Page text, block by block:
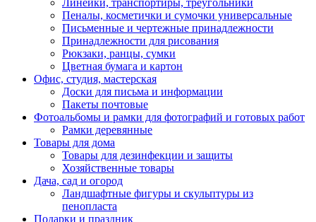
Линейки, транспортиры, треугольники
Пеналы, косметички и сумочки универсальные
Письменные и чертежные принадлежности
Принадлежности для рисования
Рюкзаки, ранцы, сумки
Цветная бумага и картон
Офис, студия, мастерская
Доски для письма и информации
Пакеты почтовые
Фотоальбомы и рамки для фотографий и готовых работ
Рамки деревянные
Товары для дома
Товары для дезинфекции и защиты
Хозяйственные товары
Дача, сад и огород
Ландшафтные фигуры и скульптуры из
пенопласта
Подарки и праздник